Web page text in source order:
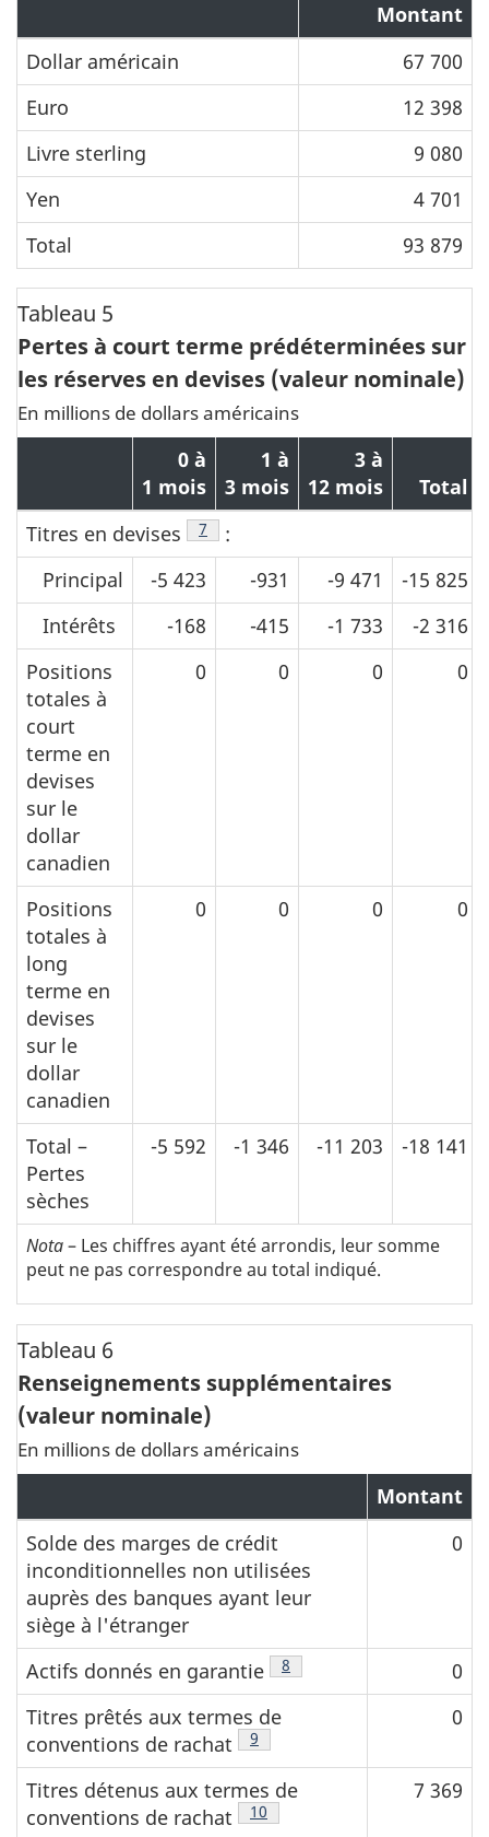
Montant
Dollar américain
67 700
Euro
12 398
Livre sterling
9 080
Yen
4 701
Total
93 879
Tableau 5
Pertes à court terme prédéterminées sur
les réserves en devises (valeur nominale)
En millions de dollars américains
0 à
1 mois
1 à
3 mois
3 à
12 mois
Total
Titres en devises
Note de bas de page
7
:
Principal
-5 423 -931 -9 471
-15 825
Intérêts
-168 -415 -1 733
-2 316
Positions
totales à
court
terme en
devises
sur le
dollar
canadien
0 0 0 0
Positions
totales à
long
terme en
devises
sur le
dollar
canadien
0 0 0 0
Total –
Pertes
sèches
-5 592 -1 346 -11 203 -18 141
Nota– Les chiffres ayant été arrondis, leur somme
peut ne pas correspondre au total indiqué.
Tableau 6
Renseignements supplémentaires
(valeur nominale)
En millions de dollars américains
Montant
Solde des marges de crédit
inconditionnelles non utilisées
auprès des banques ayant leur
siège à l'étranger
0
Actifs donnés en garantie Note de bas de page
8
0
Titres prêtés aux termes de
conventions de rachat
Note de bas de page
9
0
Titres détenus aux termes de
conventions de rachat
Note de bas de page
10
7 369